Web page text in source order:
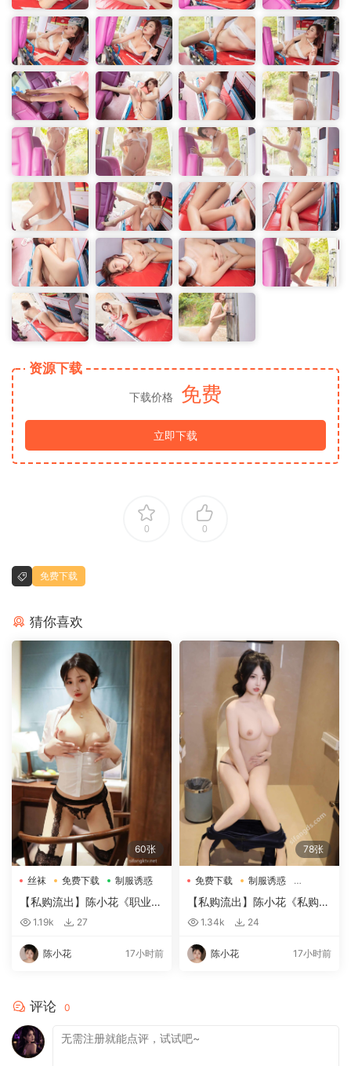
资源下载
下载价格 免费
立即下载
0 0
免费下载
猜你喜欢
60张
丝袜 免费下载 制服诱惑
【私购流出】陈小花《职业装
OL》（1941）
1.19k 27
陈小花 17小时前
78张
免费下载
制服诱惑
大尺度
【私购流出】陈小花《私购流
出》（09326）
1.34k 24
陈小花 17小时前
评论 0